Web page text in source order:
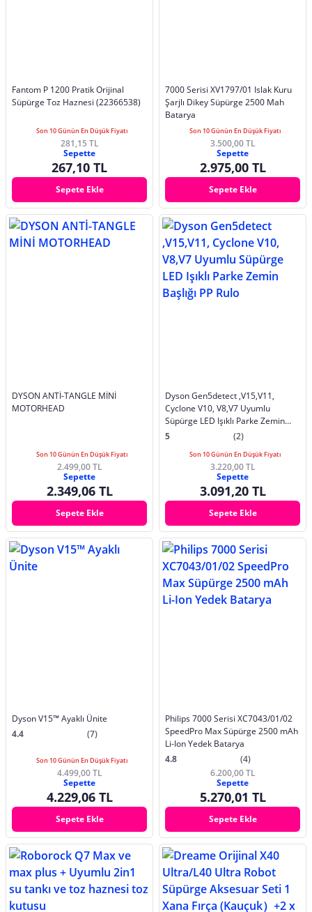
Fantom P 1200 Pratik Orijinal
Süpürge Toz Haznesi (22366538)
Son 10 Günün En Düşük Fiyatı
281,15 TL
Sepette
267,10 TL
Sepete Ekle
7000 Serisi XV1797/01 Islak Kuru
Şarjlı Dikey Süpürge 2500 Mah
Batarya
Son 10 Günün En Düşük Fiyatı
3.500,00 TL
Sepette
2.975,00 TL
Sepete Ekle
DYSON ANTİ-TANGLE MİNİ
MOTORHEAD
Son 10 Günün En Düşük Fiyatı
2.499,00 TL
Sepette
2.349,06 TL
Sepete Ekle
Dyson Gen5detect ,V15,V11,
Cyclone V10, V8,V7 Uyumlu
Süpürge LED Işıklı Parke Zemin
Başlığı PP Rulo
5 (2)
Son 10 Günün En Düşük Fiyatı
3.220,00 TL
Sepette
3.091,20 TL
Sepete Ekle
Dyson V15™ Ayaklı Ünite
4.4
(7)
Son 10 Günün En Düşük Fiyatı
4.499,00 TL
Sepette
4.229,06 TL
Sepete Ekle
Philips 7000 Serisi XC7043/01/02
SpeedPro Max Süpürge 2500 mAh
Li-Ion Yedek Batarya
4.8
(4)
6.200,00 TL
Sepette
5.270,01 TL
Sepete Ekle